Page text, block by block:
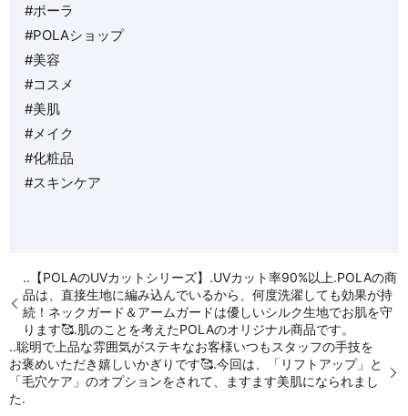
#ポーラ
#POLAショップ
#美容
#コスメ
#美肌
#メイク
#化粧品
#スキンケア
..【POLAのUVカットシリーズ】.UVカット率90%以上️.POLAの商
品は、直接生地に編み込んでいるから、何度洗濯しても効果が持
続！ネックガード＆アームガードは優しいシルク生地でお肌を守
ります🥰.肌のことを考えたPOLAのオリジナル商品です。
..聡明で上品な雰囲気がステキなお客様いつもスタッフの手技を
お褒めいただき嬉しいかぎりです🥰.今回は、「リフトアップ」と
「毛穴ケア」のオプションをされて、ますます美肌になられまし
た️.